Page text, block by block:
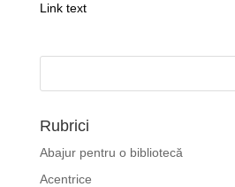
Link text
Rubrici
Abajur pentru o bibliotecă
Acentrice